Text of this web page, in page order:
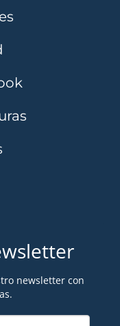
newsletter con